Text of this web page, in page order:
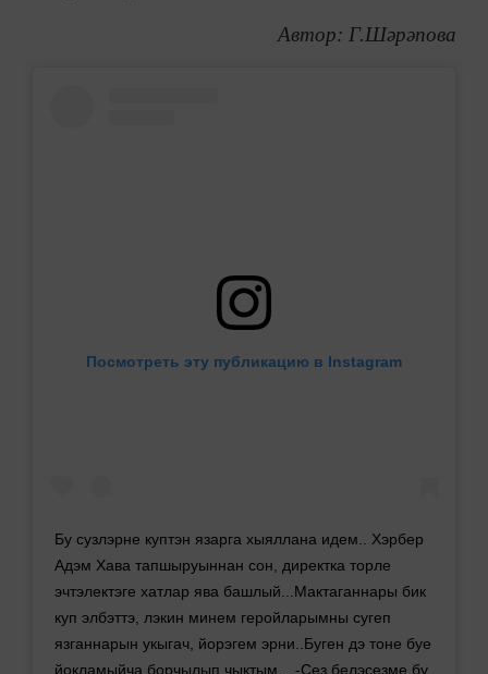
Автор: Г.Шәрәпова
Посмотреть эту публикацию в Instagram
Бу сузлэрне куптэн язарга хыяллана идем.. Хэрбер
Адэм Хава тапшыруыннан сон, директка торле
эчтэлектэге хатлар ява башлый...Мактаганнары бик
куп элбэттэ, лэкин минем геройларымны сугеп
язганнарын укыгач, йорэгем эрни..Буген дэ тоне буе
йокламыйча борчылып чыктым... -Сез белэсезме бу